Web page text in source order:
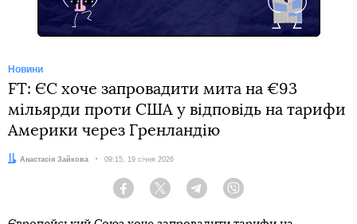
Новини
FT: ЄС хоче запровадити мита на €93
мільярди проти США у відповідь на тарифи
Америки через Гренландію
Автор:
Анастасія Зайкова Дата:
09:15, 19 січня 2026
Facebook Twitter Telegram